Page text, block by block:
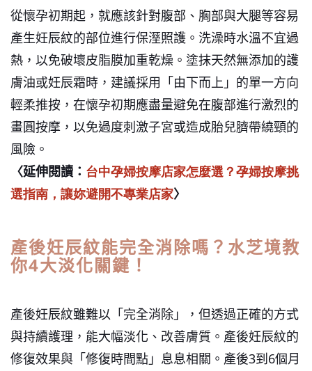
從懷孕初期起，就應該針對腹部、胸部與大腿等容易
產生妊辰紋的部位進行保溼照護。洗澡時水溫不宜過
熱，以免破壞皮脂膜加重乾燥。塗抹天然無添加的護
膚油或妊辰霜時，建議採用「由下而上」的單一方向
輕柔推按，在懷孕初期應盡量避免在腹部進行激烈的
畫圓按摩，以免過度刺激子宮或造成胎兒臍帶繞頸的
風險。
〈延伸閱讀： 台中孕婦按摩店家怎麼選？孕婦按摩挑
選指南，讓妳避開不專業店家〉
產後妊辰紋能完全消除嗎？水芝境教
你4大淡化關鍵！
產後妊辰紋雖難以「完全消除」，但透過正確的方式
與持續護理，能大幅淡化、改善膚質。產後妊辰紋的
修復效果與「修復時間點」息息相關。產後3到6個月